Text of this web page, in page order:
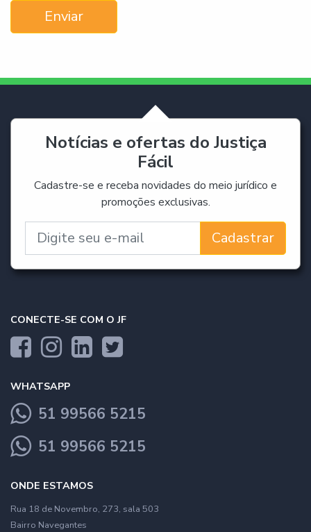
Enviar
Notícias e ofertas do Justiça
Fácil
Cadastre-se e receba novidades do meio jurídico e
promoções exclusivas.
Cadastrar
CONECTE-SE COM O JF
WHATSAPP
51 99566 5215
51 99566 5215
ONDE ESTAMOS
Rua 18 de Novembro, 273, sala 503
Bairro Navegantes